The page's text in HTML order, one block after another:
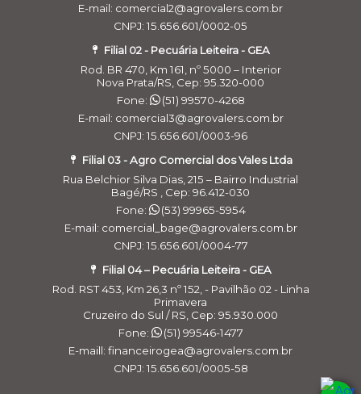
E-mail: comercial2@agrovalers.com.br
CNPJ: 15.656.601/0002-05
Filial 02 - Pecuária Leiteira - GEA
Rod. BR 470, Km 161, nº 5000 – Interior
Nova Prata/RS, Cep: 95.320-000
Fone:
(51) 99570-4268
E-mail: comercial3@agrovalers.com.br
CNPJ: 15.656.601/0003-96
Filial 03 - Agro Comercial dos Vales Ltda
Rua Belchior Silva Dias, 215 – Bairro Industrial
Bagé/RS , Cep: 96.412-030
Fone:
(53) 99965-5954
E-mail: comercial_bage@agrovalers.com.br
CNPJ: 15.656.601/0004-77
Filial 04 – Pecuária Leiteira - GEA
Rod. RST 453, Km 26,3 nº 152, - Pavilhão 02 - Linha
Primavera
Cruzeiro do Sul / RS, Cep: 95.930.000
Fone:
(51) 99546-1477
E-maill: financeirogea@agrovalers.com.br
CNPJ: 15.656.601/0005-58
a gente usa cookies para personalizar anúncios e melhorar a
sua experiência no site. Ao continuar navegando, você concorda com a